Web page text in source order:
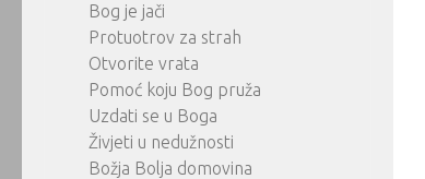
Bog je jači
Protuotrov za strah
Otvorite vrata
Pomoć koju Bog pruža
Uzdati se u Boga
Živjeti u nedužnosti
Božja Bolja domovina